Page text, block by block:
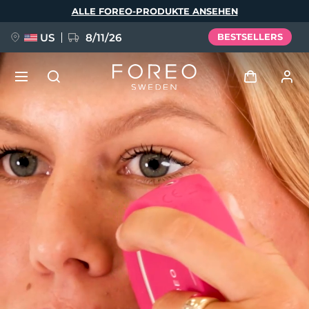
ALLE FOREO-PRODUKTE ANSEHEN
US 8/11/26 BESTSELLERS
Anmelden
Benutzerkonto
Meine Geräte
Meine Bestellungen
Meine Adressen
Meine Abonnements
NEU
FAQ™ Pure Beauty-Tech Elixir
BREAKING NEWS
issa™ Teeth Whitening Set
Sprache
English Deutsch
Español
Italiano
Português
Svenska
Русский
Türkçe
简体中文